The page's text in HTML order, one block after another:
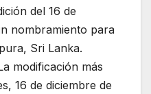
del 16 de
nombramiento para
Sri Lanka.
modificación más
16 de diciembre de